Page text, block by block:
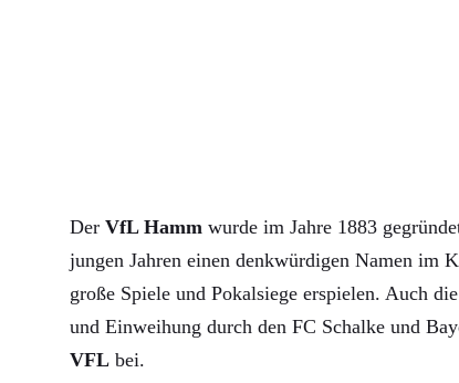
Der VfL Hamm wurde im Jahre 1883
jungen Jahren einen denkwürdigen Namen im
große Spiele und Pokalsiege erspielen. Auch
und Einweihung durch den FC Schalke und
VFL bei.